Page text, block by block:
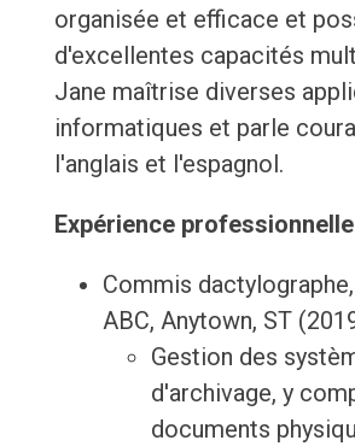
organisée et efficace et
d'excellentes capacités
Jane maîtrise diverses
informatiques et parle
l'anglais et l'espagnol.
Expérience professionnelle
Commis
ABC, Anytown, ST
Gestion des
d'archivage, y
documents